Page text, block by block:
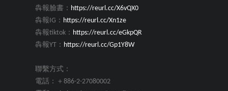
犇報臉書： https://reurl.cc/X6vQX0
犇報IG： https://reurl.cc/Xn1ze
犇報tiktok： https://reurl.cc/eGkpQR
犇報YT： https://reurl.cc/Gp1Y8W
聯繫方式：
電話：＋886-2-27080002